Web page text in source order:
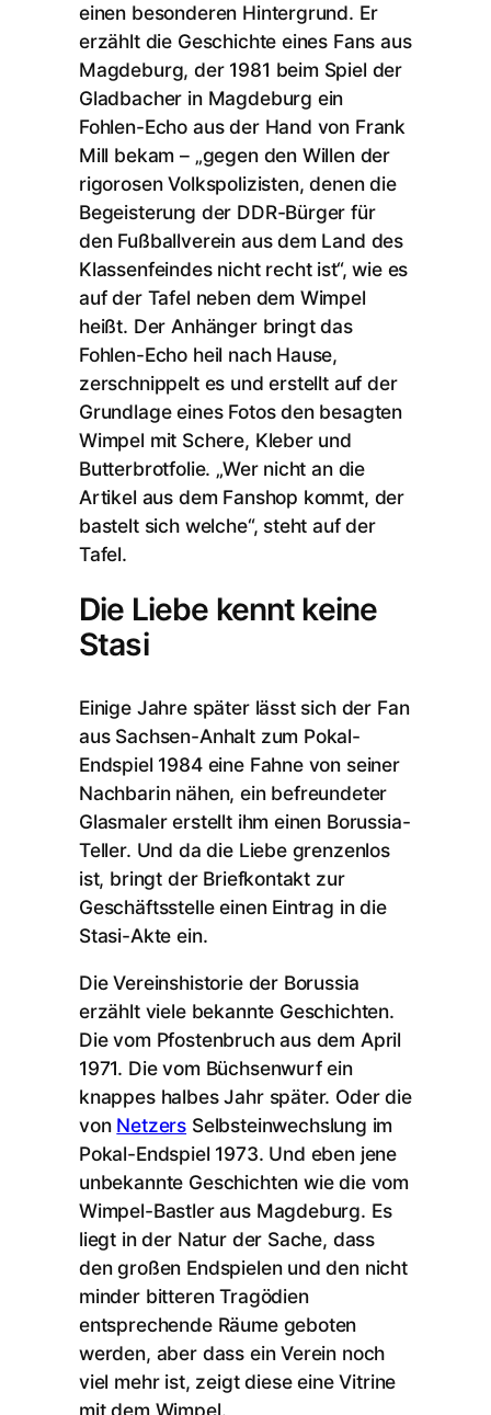
einen besonderen Hintergrund. Er
erzählt die Geschichte eines Fans aus
Magdeburg, der 1981 beim Spiel der
Gladbacher in Magdeburg ein
Fohlen-Echo aus der Hand von Frank
Mill bekam – „gegen den Willen der
rigorosen Volkspolizisten, denen die
Begeisterung der DDR-Bürger für
den Fußballverein aus dem Land des
Klassenfeindes nicht recht ist“, wie es
auf der Tafel neben dem Wimpel
heißt. Der Anhänger bringt das
Fohlen-Echo heil nach Hause,
zerschnippelt es und erstellt auf der
Grundlage eines Fotos den besagten
Wimpel mit Schere, Kleber und
Butterbrotfolie. „Wer nicht an die
Artikel aus dem Fanshop kommt, der
bastelt sich welche“, steht auf der
Tafel.
Die Liebe kennt keine
Stasi
Einige Jahre später lässt sich der Fan
aus Sachsen-Anhalt zum Pokal-
Endspiel 1984 eine Fahne von seiner
Nachbarin nähen, ein befreundeter
Glasmaler erstellt ihm einen Borussia-
Teller. Und da die Liebe grenzenlos
ist, bringt der Briefkontakt zur
Geschäftsstelle einen Eintrag in die
Stasi-Akte ein.
Die Vereinshistorie der Borussia
erzählt viele bekannte Geschichten.
Die vom Pfostenbruch aus dem April
1971. Die vom Büchsenwurf ein
knappes halbes Jahr später. Oder die
von Netzers Selbsteinwechslung im
Pokal-Endspiel 1973. Und eben jene
unbekannte Geschichten wie die vom
Wimpel-Bastler aus Magdeburg. Es
liegt in der Natur der Sache, dass
den großen Endspielen und den nicht
minder bitteren Tragödien
entsprechende Räume geboten
werden, aber dass ein Verein noch
viel mehr ist, zeigt diese eine Vitrine
mit dem Wimpel.